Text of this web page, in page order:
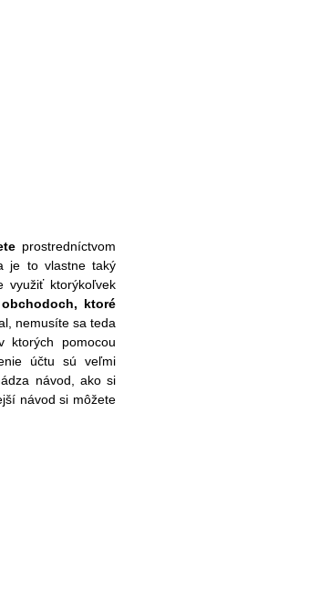
prostredníctvom
je to vlastne taký
využiť ktorýkoľvek
obchodoch, ktoré
nemusíte sa teda
ktorých pomocou
účtu sú veľmi
návod, ako si
návod si môžete